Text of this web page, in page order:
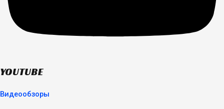
YOUTUBE
Видеообзоры